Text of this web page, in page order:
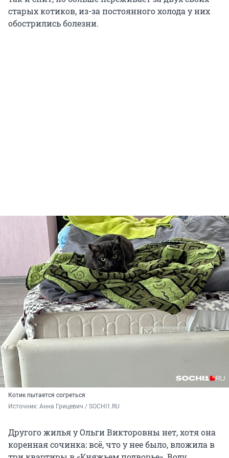
старых котиков, из-за постоянного холода у них
обострились болезни.
Котик пытается согреться
Источник: Анна Грицевич / SOCHI1.RU
Другого жилья у Ольги Викторовны нет, хотя она
коренная сочинка: всё, что у нее было, вложила в